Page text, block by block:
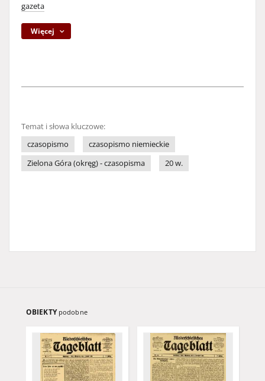
gazeta
Więcej
Temat i słowa kluczowe:
czasopismo
czasopismo niemieckie
Zielona Góra (okręg) - czasopisma
20 w.
OBIEKTY podobne